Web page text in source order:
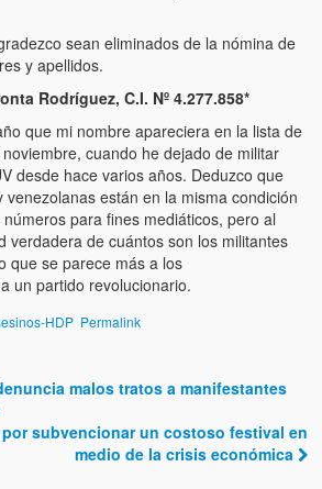
sean eliminados de la nómina de
y apellidos.
Rodríguez, C.I. Nº 4.277.858*
que mi nombre apareciera en la lista de
cuando he dejado de militar
desde hace varios años. Deduzco que
venezolanas están en la misma condición
para fines mediáticos, pero al
verdadera de cuántos son los militantes
que se parece más a los
un partido revolucionario.
HDP Permalink
malos tratos a manifestantes
subvencionar un costoso festival en
medio de la crisis económica